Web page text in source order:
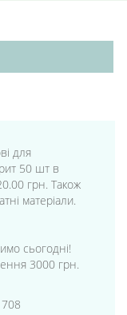
для
50 шт в
грн. Також
матеріали.
сьогодні!
3000 грн.